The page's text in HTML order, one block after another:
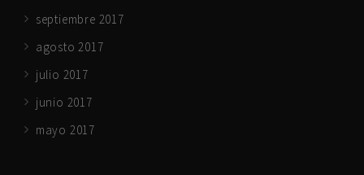
septiembre 2017
agosto 2017
julio 2017
junio 2017
mayo 2017